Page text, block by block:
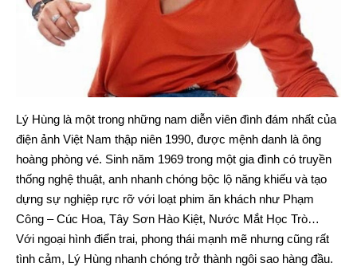
Lý Hùng là một trong những nam diễn viên đình đám nhất của
điện ảnh Việt Nam thập niên 1990, được mệnh danh là ông
hoàng phòng vé. Sinh năm 1969 trong một gia đình có truyền
thống nghệ thuật, anh nhanh chóng bộc lộ năng khiếu và tạo
dựng sự nghiệp rực rỡ với loạt phim ăn khách như Phạm
Công – Cúc Hoa, Tây Sơn Hào Kiệt, Nước Mắt Học Trò…
Với ngoại hình điển trai, phong thái mạnh mẽ nhưng cũng rất
tình cảm, Lý Hùng nhanh chóng trở thành ngôi sao hàng đầu.